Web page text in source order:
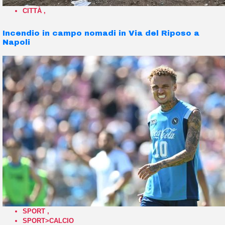
CITTÀ ,
Incendio in campo nomadi in Via del Riposo a
Napoli
SPORT ,
SPORT>CALCIO